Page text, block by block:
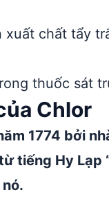
xuất chất tẩy
thuốc sát
Chlor
1774 bởi
tiếng Hy Lạp